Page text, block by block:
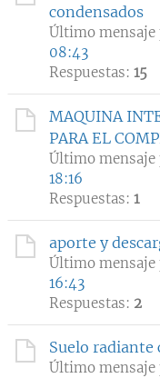
condensados
Último mensaje
08:43
Respuestas: 15
MAQUINA
PARA EL
Último mensaje
18:16
Respuestas: 1
aporte y
Último mensaje
16:43
Respuestas: 2
Suelo radiante
Último mensaje